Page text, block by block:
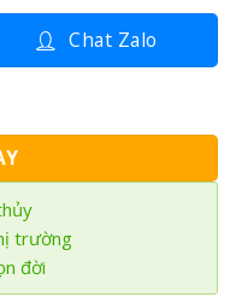
Chat Zalo
số lượng
trường
đời